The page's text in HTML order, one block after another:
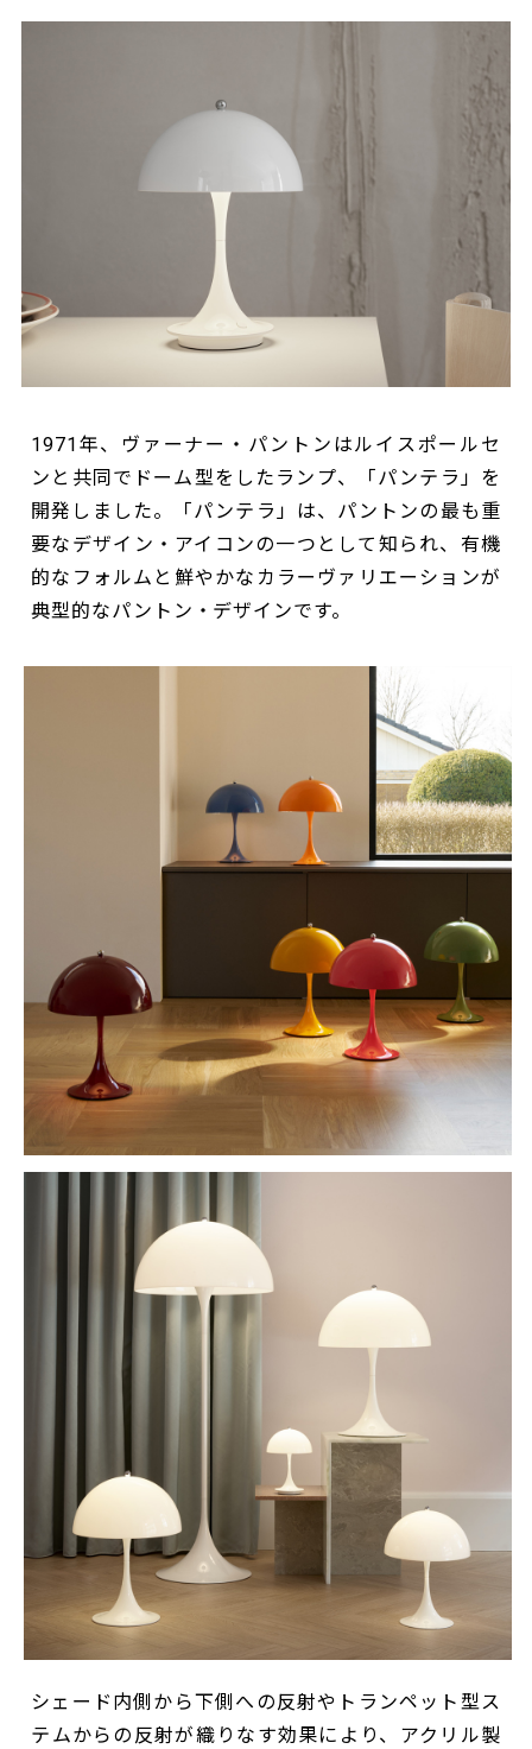
1971年、ヴァーナー・パントンはルイスポールセ
ンと共同でドーム型をしたランプ、「パンテラ」を
開発しました。「パンテラ」は、パントンの最も重
要なデザイン・アイコンの一つとして知られ、有機
的なフォルムと鮮やかなカラーヴァリエーションが
典型的なパントン・デザインです。
シェード内側から下側への反射やトランペット型ス
テムからの反射が織りなす効果により、アクリル製